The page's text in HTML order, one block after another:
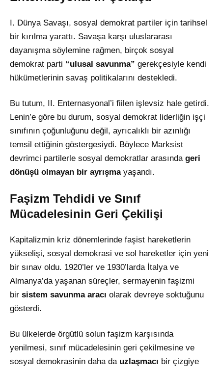
I. Dünya Savaşı, sosyal demokrat partiler için tarihsel
bir kırılma yarattı. Savaşa karşı uluslararası
dayanışma söylemine rağmen, birçok sosyal
demokrat parti “ulusal savunma” gerekçesiyle kendi
hükümetlerinin savaş politikalarını destekledi.
Bu tutum, II. Enternasyonal’i fiilen işlevsiz hale getirdi.
Lenin’e göre bu durum, sosyal demokrat liderliğin işçi
sınıfının çoğunluğunu değil, ayrıcalıklı bir azınlığı
temsil ettiğinin göstergesiydi. Böylece Marksist
devrimci partilerle sosyal demokratlar arasında geri
dönüşü olmayan bir ayrışmayaşandı.
Faşizm Tehdidi ve Sınıf
Mücadelesinin Geri Çekilişi
Kapitalizmin kriz dönemlerinde faşist hareketlerin
yükselişi, sosyal demokrasi ve sol hareketler için yeni
bir sınav oldu. 1920’ler ve 1930’larda İtalya ve
Almanya’da yaşanan süreçler, sermayenin faşizmi
bir sistem savunma aracı olarak devreye soktuğunu
gösterdi.
Bu ülkelerde örgütlü solun faşizm karşısında
yenilmesi, sınıf mücadelesinin geri çekilmesine ve
sosyal demokrasinin daha da uzlaşmacı bir çizgiye